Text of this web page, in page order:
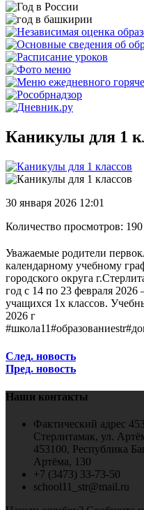
Каникулы для 1
30 января 2026 12:01
Количество просмотров: 190
Уважаемые родители
календарному учебному
городского округа
год с 14 по 23 февраля
учащихся 1х классов.
2026 г
След. новость
Пред. новость
Наши контакты
Фактический адрес
Стерлитамак, ул.
453100, Республика
Артёма, 130
+7 (3473) 33-73-50
school11_str@mail.ru